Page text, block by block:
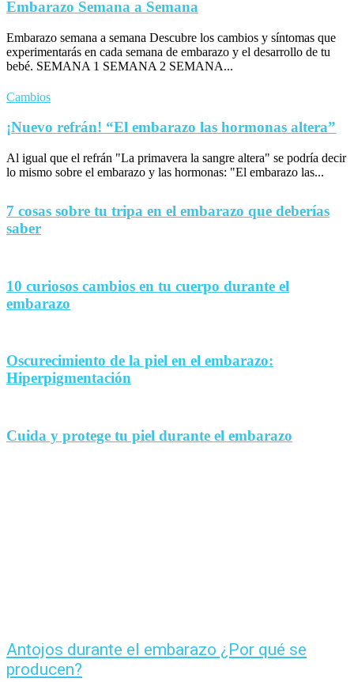
Embarazo Semana a Semana
Embarazo semana a semana Descubre los cambios y síntomas que
experimentarás en cada semana de embarazo y el desarrollo de tu
bebé. SEMANA 1 SEMANA 2 SEMANA...
Cambios
¡Nuevo refrán! “El embarazo las hormonas altera”
Al igual que el refrán "La primavera la sangre altera" se podría decir
lo mismo sobre el embarazo y las hormonas: "El embarazo las...
7 cosas sobre tu tripa en el embarazo que deberías
saber
10 curiosos cambios en tu cuerpo durante el
embarazo
Oscurecimiento de la piel en el embarazo:
Hiperpigmentación
Cuida y protege tu piel durante el embarazo
Antojos durante el embarazo ¿Por qué se
producen?